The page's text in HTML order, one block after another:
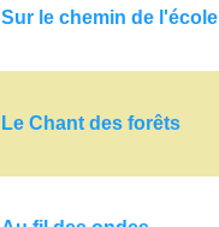
Sur le chemin de l'école
Le Chant des forêts